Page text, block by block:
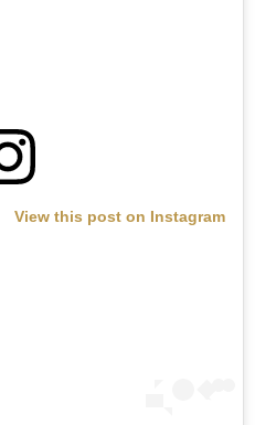
View this post on Instagram